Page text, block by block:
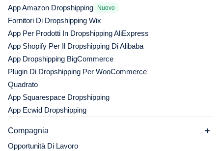
App Amazon Dropshipping
Nuovo
Fornitori Di Dropshipping Wix
App Per Prodotti In Dropshipping AliExpress
App Shopify Per Il Dropshipping Di Alibaba
App Dropshipping BigCommerce
Plugin Di Dropshipping Per WooCommerce
Quadrato
App Squarespace Dropshipping
App Ecwid Dropshipping
Compagnia
Opportunità Di Lavoro